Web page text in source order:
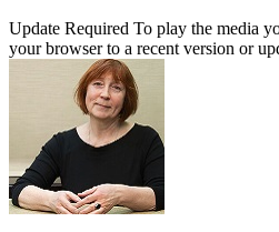
Update Required To play the media
your browser to a recent version or